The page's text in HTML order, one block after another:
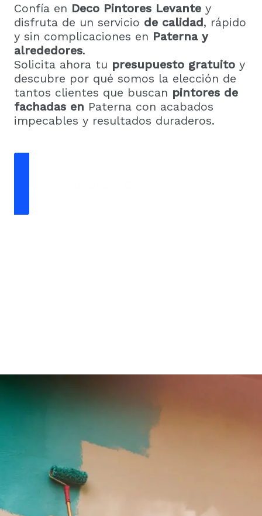
Confía en Deco Pintores Levante y
disfruta de un servicio de calidad, rápido
y sin complicaciones en Paterna y
alrededores.
Solicita ahora tu presupuesto gratuito y
descubre por qué somos la elección de
tantos clientes que buscan pintores de
fachadas en Paterna con acabados
impecables y resultados duraderos.